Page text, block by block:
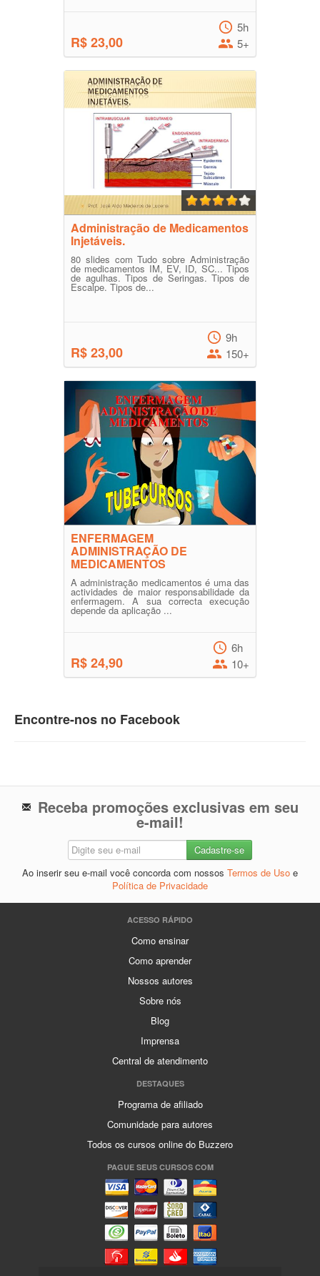
R$ 23,00
5h
5+
Administração de Medicamentos
Injetáveis.
80 slides com Tudo sobre Administração
de medicamentos IM, EV, ID, SC... Tipos
de agulhas. Tipos de Seringas. Tipos de
Escalpe. Tipos de...
R$ 23,00
9h
150+
ENFERMAGEM
ADMINISTRAÇÃO DE
MEDICAMENTOS
A administração medicamentos é uma das
actividades de maior responsabilidade da
enfermagem. A sua correcta execução
depende da aplicação ...
R$ 24,90
6h
10+
Encontre-nos no Facebook
Receba promoções exclusivas em seu
e-mail!
Ao inserir seu e-mail você concorda com nossos Termos de Uso e
Política de Privacidade
ACESSO RÁPIDO
Como ensinar
Como aprender
Nossos autores
Sobre nós
Blog
Imprensa
Central de atendimento
DESTAQUES
Programa de afiliado
Comunidade para autores
Todos os cursos online do Buzzero
PAGUE SEUS CURSOS COM